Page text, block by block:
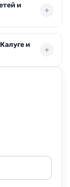
замок.
и личные
и
или
и
руб. Тариф
и
заказать